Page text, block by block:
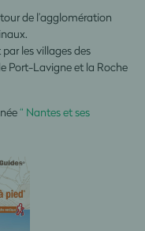
de l’agglomération
les villages des
Port-Lavigne et la Roche
“ Nantes et ses